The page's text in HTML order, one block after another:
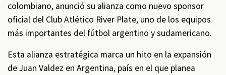
colombiano, anunció su alianza como nuevo sponsor
oficial del Club Atlético River Plate, uno de los equipos
más importantes del fútbol argentino y sudamericano.
Esta alianza estratégica marca un hito en la expansión
de Juan Valdez en Argentina, país en el que planea